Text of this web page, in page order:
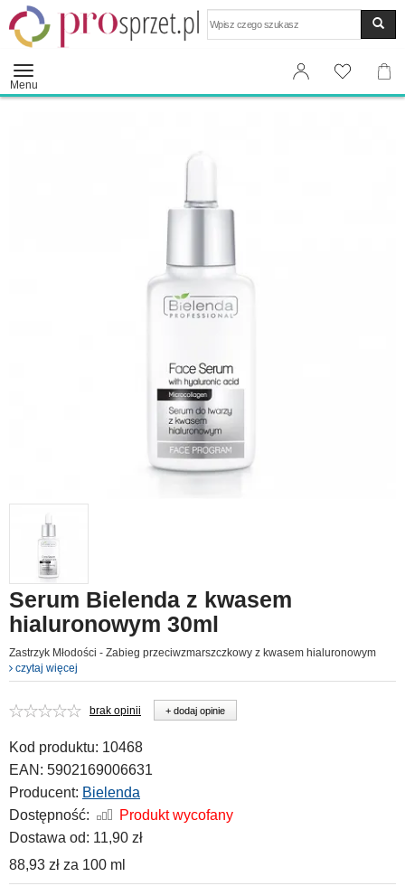
Menu
Serum Bielenda z kwasem
hialuronowym 30ml
Zastrzyk Młodości - Zabieg przeciwzmarszczkowy z kwasem hialuronowym
czytaj więcej
brak opinii + dodaj opinie
Kod produktu: 10468
EAN: 5902169006631
Producent: Bielenda
Dostępność:
Produkt wycofany
Dostawa od: 11,90 zł
88,93 zł za 100 ml